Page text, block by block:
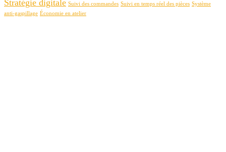
Stratégie digitale Suivi des commandes Suivi en temps réel des pièces Système
anti-gaspillage Économie en atelier